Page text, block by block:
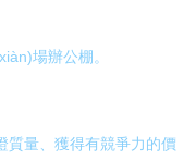
場辦公棚。
質量、獲得有競爭力的價